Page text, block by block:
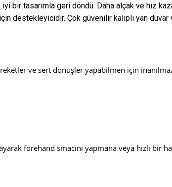
bir tasarımla geri döndü. Daha alçak ve hız
destekleyicidir. Çok güvenilir kalıplı yan
ve sert dönüşler yapabilmen için
forehand smacını yapmana veya hızlı bir